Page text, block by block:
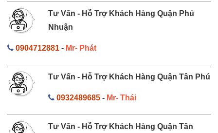
Tư Vấn - Hỗ Trợ Khách Hàng Quận Phú
Nhuận
0904712881 - Mr- Phát
Tư Vấn - Hỗ Trợ Khách Hàng Quận Tân Phú
0932489685- Mr- Thái
Tư Vấn - Hỗ Trợ Khách Hàng Quận Tân